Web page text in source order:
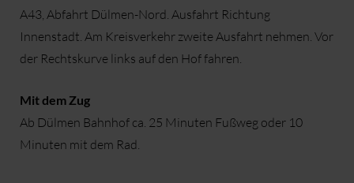
A43, Abfahrt Dülmen-Nord. Ausfahrt Richtung
Innenstadt. Am Kreisverkehr zweite Ausfahrt nehmen. Vor
der Rechtskurve links auf den Hof fahren.
Mit dem Zug
Ab Dülmen Bahnhof ca. 25 Minuten Fußweg oder 10
Minuten mit dem Rad.